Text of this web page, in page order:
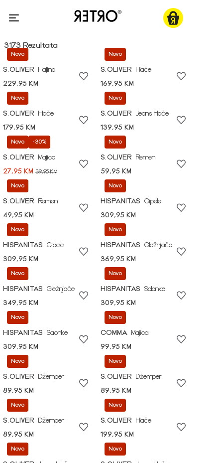
3173 Rezultata
Novo
S.OLIVER
Haljina
229,95 KM
Novo
S.OLIVER
Hlače
169,95 KM
Novo
S.OLIVER
Hlače
179,95 KM
Novo
S.OLIVER
Jeans hlače
139,95 KM
Novo -30%
S.OLIVER
Majica
27,95 KM 39,95 KM
Novo
S.OLIVER
Remen
59,95 KM
Novo
S.OLIVER
Remen
49,95 KM
Novo
HISPANITAS
Cipele
309,95 KM
Novo
HISPANITAS
Cipele
309,95 KM
Novo
HISPANITAS
Gležnjače
369,95 KM
Novo
HISPANITAS
Gležnjače
349,95 KM
Novo
HISPANITAS
Salonke
309,95 KM
Novo
HISPANITAS
Salonke
309,95 KM
Novo
COMMA
Majica
99,95 KM
Novo
S.OLIVER
Džemper
89,95 KM
Novo
S.OLIVER
Džemper
89,95 KM
Novo
S.OLIVER
Džemper
89,95 KM
Novo
S.OLIVER
Hlače
199,95 KM
Novo Novo